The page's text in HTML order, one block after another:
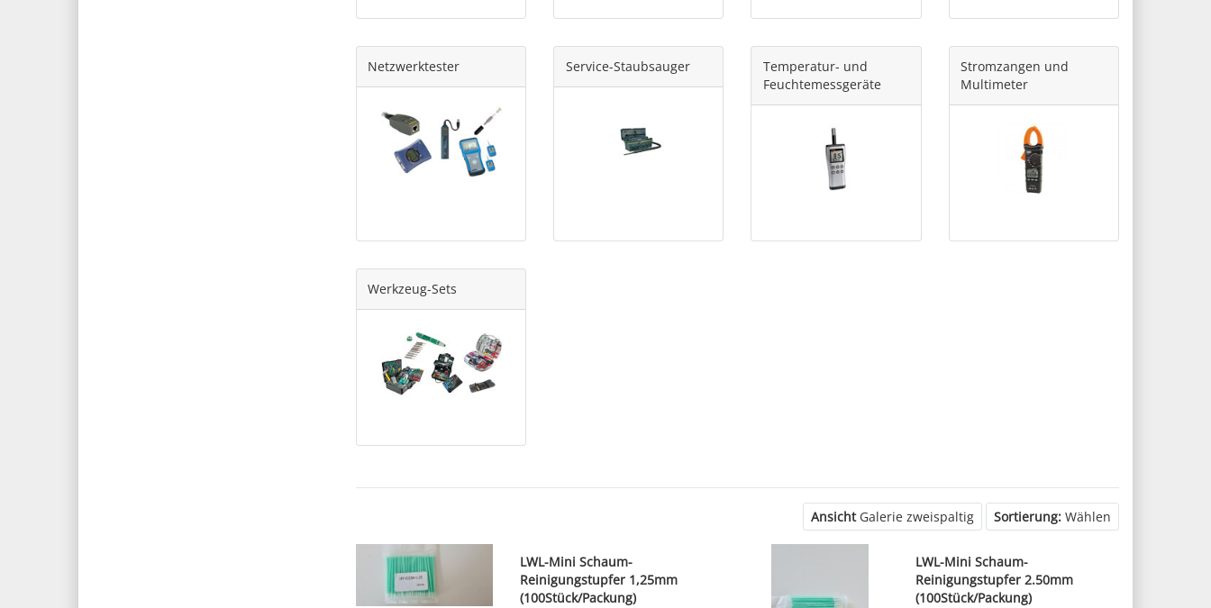
Netzwerktester Service-Staubsauger
Temperatur- und
Feuchtemessgeräte
Stromzangen und
Multimeter
Werkzeug-Sets
AnsichtGalerie zweispaltig Sortierung: Wählen
LWL-Mini Schaum-
Reinigungstupfer 1,25mm
(100Stück/Packung)
LWL-Mini Schaum-
Reinigungstupfer 2.50mm
(100Stück/Packung)